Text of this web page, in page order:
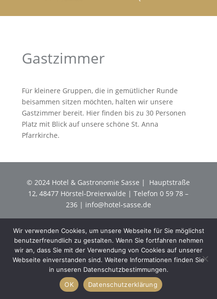
Gastzimmer
Für kleinere Gruppen, die in gemütlicher Runde
beisammen sitzen möchten, halten wir unsere
Gastzimmer bereit. Hier finden bis zu 30 Personen
Platz mit Blick auf unsere schöne St. Anna
Pfarrkirche.
© 2024 Hotel & Gastronomie Sasse | Hauptstraße
12, 48477 Hörstel-Dreierwalde | Telefon 0 59 78 –
236 | info@hotel-sasse.de
Kontakt Datenschutzerklärung Impressum
Wir verwenden Cookies, um unsere Webseite für Sie möglichst
benutzerfreundlich zu gestalten. Wenn Sie fortfahren nehmen
wir an, dass Sie mit der Verwendung von Cookies auf unserer
Webseite einverstanden sind. Weitere Informationen finden Sie
in unseren Datenschutzbestimmungen.
OK
Datenschutzerklärung